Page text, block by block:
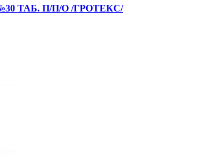
ТАБ. П/П/О /ГРОТЕКС/